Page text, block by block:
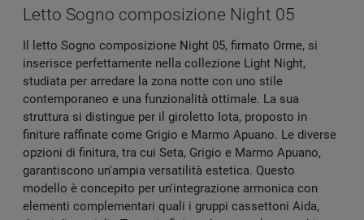
Letto Sogno composizione Night 05
Il letto Sogno composizione Night 05, firmato Orme, si
inserisce perfettamente nella collezione Light Night,
studiata per arredare la zona notte con uno stile
contemporaneo e una funzionalità ottimale. La sua
struttura si distingue per il giroletto Iota, proposto in
finiture raffinate come Grigio e Marmo Apuano. Le diverse
opzioni di finitura, tra cui Seta, Grigio e Marmo Apuano,
garantiscono un'ampia versatilità estetica. Questo
modello è concepito per un'integrazione armonica con
elementi complementari quali i gruppi cassettoni Aida,